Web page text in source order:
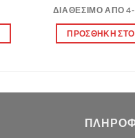
ΔΙΑΘΈΣΙΜΟ ΑΠΌ
ΠΡΟΣΘΉΚΗ ΣΤΟ